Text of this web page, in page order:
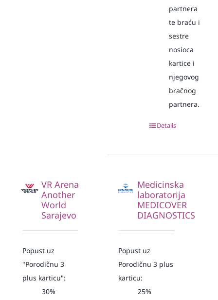
partnera
te braću i
sestre
nosioca
kartice i
njegovog
bračnog
partnera.
Details
VR Arena
Another
World
Sarajevo
Popust uz
"Porodičnu 3
plus karticu":
30%
Medicinska
laboratorija
MEDICOVER
DIAGNOSTICS
Popust uz
Porodičnu 3 plus
karticu:
25%